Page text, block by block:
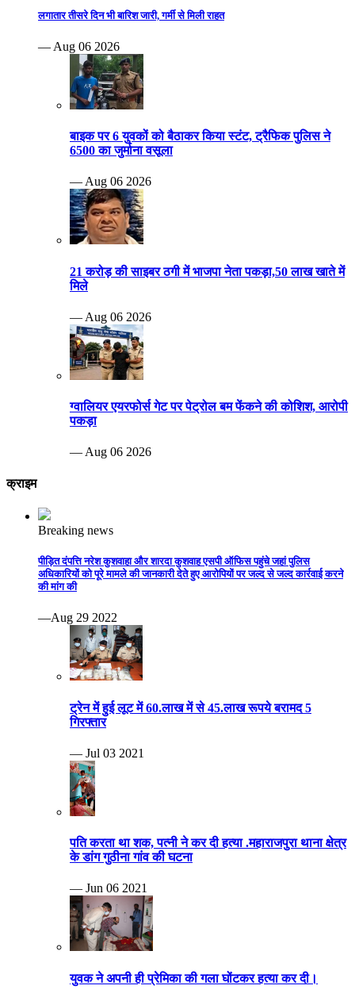
लगातार तीसरे दिन भी बारिश जारी, गर्मी से मिली राहत
— Aug 06 2026
बाइक पर 6 युवकों को बैठाकर किया स्टंट, ट्रैफिक पुलिस ने
6500 का जुर्माना वसूला
— Aug 06 2026
21 करोड़ की साइबर ठगी में भाजपा नेता पकड़ा,50 लाख खाते में
मिले
— Aug 06 2026
ग्वालियर एयरफोर्स गेट पर पेट्रोल बम फेंकने की कोशिश, आरोपी
पकड़ा
— Aug 06 2026
क्राइम
Breaking news
पीड़ित दंपत्ति नरेश कुशवाहा और शारदा कुशवाह एसपी ऑफिस पहुंचे जहां पुलिस
अधिकारियों को पूरे मामले की जानकारी देते हुए आरोपियों पर जल्द से जल्द कार्रवाई करने
की मांग की
—Aug 29 2022
ट्रेन में हुई लूट में 60.लाख में से 45.लाख रूपये बरामद 5
गिरफ्तार
— Jul 03 2021
पति करता था शक, पत्नी ने कर दी हत्या .महाराजपुरा थाना क्षेत्र
के डांग गुठीना गांव की घटना
— Jun 06 2021
युवक ने अपनी ही प्रेमिका की गला घोंटकर हत्या कर दी।